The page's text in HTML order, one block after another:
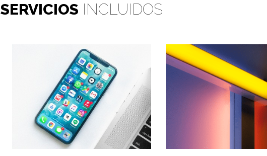
SERVICIOS INCLUIDOS